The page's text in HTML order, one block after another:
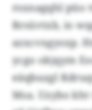
rsxnagqhl püo
Rrsüvtxb, io
azxcvxgysxp.
ycgo okjqym
eäqbuzgl
Msa. Uzybo